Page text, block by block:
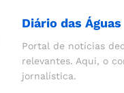
Diário das Águas
Portal de notícias
relevantes. Aqui, o
jornalística.